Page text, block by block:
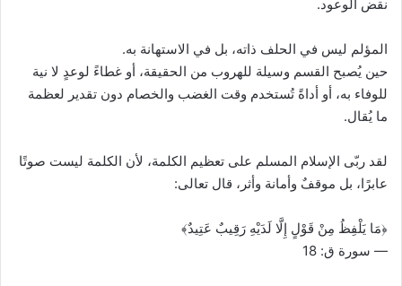
نقض الوعود.
المؤلم ليس في الحلف ذاته، بل في الاستهانة به.
حين يُصبح القسم وسيلة للهروب من الحقيقة، أو غطاءً لوعدٍ لا نية
للوفاء به، أو أداةً تُستخدم وقت الغضب والخصام دون تقدير لعظمة
ما يُقال.
لقد ربّى الإسلام المسلم على تعظيم الكلمة، لأن الكلمة ليست صوتًا
عابرًا، بل موقفٌ وأمانة وأثر، قال تعالى:
﴿مَا يَلْفِظُ مِنْ قَوْلٍ إِلَّا لَدَيْهِ رَقِيبٌ عَتِيدٌ﴾
— سورة ق: 18